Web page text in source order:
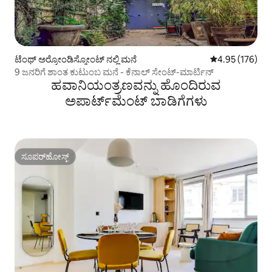
ಟೆಂಥ್ ಅರ್ರೋಂಡಿಸ್ಮೋಂಟ್ ನಲ್ಲಿ ಮನೆ 5 ರಲ್ಲಿ 4.95
4.95 (176)
9 ಜನರಿಗೆ ಶಾಂತ ಕುಟುಂಬ ಮನೆ - ಕೆನಾಲ್ ಸೇಂಟ್-ಮಾರ್ಟಿನ್
ಹವಾನಿಯಂತ್ರಣವನ್ನು ಹೊಂದಿರುವ
ಅಪಾರ್ಟ್‌ಮೆಂಟ್‌ ಬಾಡಿಗೆಗಳು
ಸೂಪರ್‌ಹೋಸ್ಟ್
ಸೂಪರ್‌ಹೋಸ್ಟ್